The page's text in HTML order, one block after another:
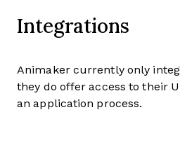
Integrations
Animaker currently only
they do offer access to their
an application process.